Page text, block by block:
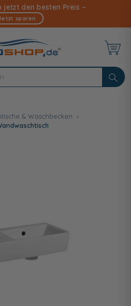
jetzt den besten Preis –
sparen
& Waschbecken